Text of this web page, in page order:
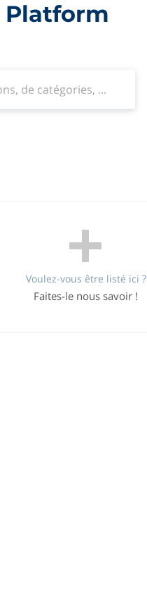
Voulez-vous être listé ici ?
Faites-le nous savoir !